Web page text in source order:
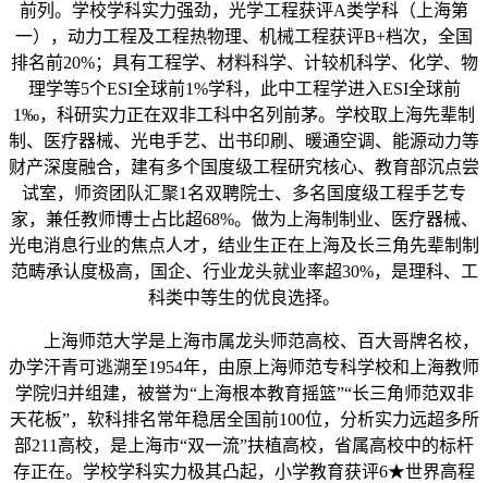
前列。学校学科实力强劲，光学工程获评A类学科（上海第
一），动力工程及工程热物理、机械工程获评B+档次，全国
排名前20%；具有工程学、材料科学、计较机科学、化学、物
理学等5个ESI全球前1%学科，此中工程学进入ESI全球前
1‰，科研实力正在双非工科中名列前茅。学校取上海先辈制
制、医疗器械、光电手艺、出书印刷、暖通空调、能源动力等
财产深度融合，建有多个国度级工程研究核心、教育部沉点尝
试室，师资团队汇聚1名双聘院士、多名国度级工程手艺专
家，兼任教师博士占比超68%。做为上海制制业、医疗器械、
光电消息行业的焦点人才，结业生正在上海及长三角先辈制制
范畴承认度极高，国企、行业龙头就业率超30%，是理科、工
科类中等生的优良选择。
上海师范大学是上海市属龙头师范高校、百大哥牌名校，
办学汗青可逃溯至1954年，由原上海师范专科学校和上海教师
学院归并组建，被誉为“上海根本教育摇篮”“长三角师范双非
天花板”，软科排名常年稳居全国前100位，分析实力远超多所
部211高校，是上海市“双一流”扶植高校，省属高校中的标杆
存正在。学校学科实力极其凸起，小学教育获评6★世界高程